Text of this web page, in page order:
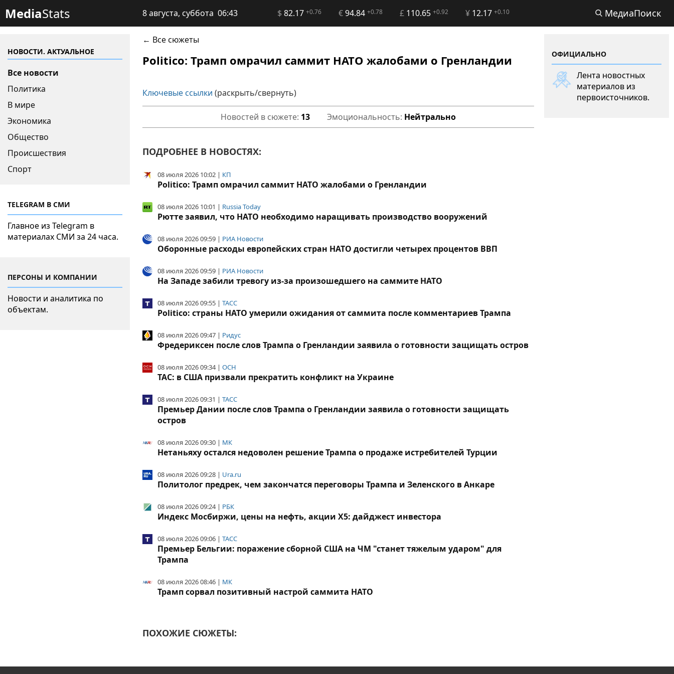
MediaStats 8 августа, суббота 06:43 $82.17 +0.76 €94.84 +0.78 £110.65 +0.92 ¥12.17 +0.10 МедиаПоиск
НОВОСТИ. АКТУАЛЬНОЕ
Все новости
Политика
В мире
Экономика
Общество
Происшествия
Спорт
TELEGRAM В СМИ
Главное из Telegram в
материалах СМИ за 24 часа.
ПЕРСОНЫ И КОМПАНИИ
Новости и аналитика по
объектам.
← Все сюжеты
Politico: Трамп омрачил саммит НАТО жалобами о Гренландии
Ключевые ссылки (раскрыть/свернуть)
Новостей в сюжете: 13 Эмоциональность: Нейтрально
ПОДРОБНЕЕ В НОВОСТЯХ:
08 июля 2026 10:02 | КП
Politico: Трамп омрачил саммит НАТО жалобами о Гренландии
08 июля 2026 10:01 | Russia Today
Рютте заявил, что НАТО необходимо наращивать производство вооружений
08 июля 2026 09:59 | РИА Новости
Оборонные расходы европейских стран НАТО достигли четырех процентов ВВП
08 июля 2026 09:59 | РИА Новости
На Западе забили тревогу из-за произошедшего на саммите НАТО
08 июля 2026 09:55 | ТАСС
Politico: страны НАТО умерили ожидания от саммита после комментариев Трампа
08 июля 2026 09:47 | Ридус
Фредериксен после слов Трампа о Гренландии заявила о готовности защищать остров
08 июля 2026 09:34 | ОСН
TAC: в США призвали прекратить конфликт на Украине
08 июля 2026 09:31 | ТАСС
Премьер Дании после слов Трампа о Гренландии заявила о готовности защищать
остров
08 июля 2026 09:30 | МК
Нетаньяху остался недоволен решение Трампа о продаже истребителей Турции
08 июля 2026 09:28 | Ura.ru
Политолог предрек, чем закончатся переговоры Трампа и Зеленского в Анкаре
08 июля 2026 09:24 | РБК
Индекс Мосбиржи, цены на нефть, акции X5: дайджест инвестора
08 июля 2026 09:06 | ТАСС
Премьер Бельгии: поражение сборной США на ЧМ "станет тяжелым ударом" для
Трампа
08 июля 2026 08:46 | МК
Трамп сорвал позитивный настрой саммита НАТО
ПОХОЖИЕ СЮЖЕТЫ:
ОФИЦИАЛЬНО
Лента новостных
материалов из
первоисточников.